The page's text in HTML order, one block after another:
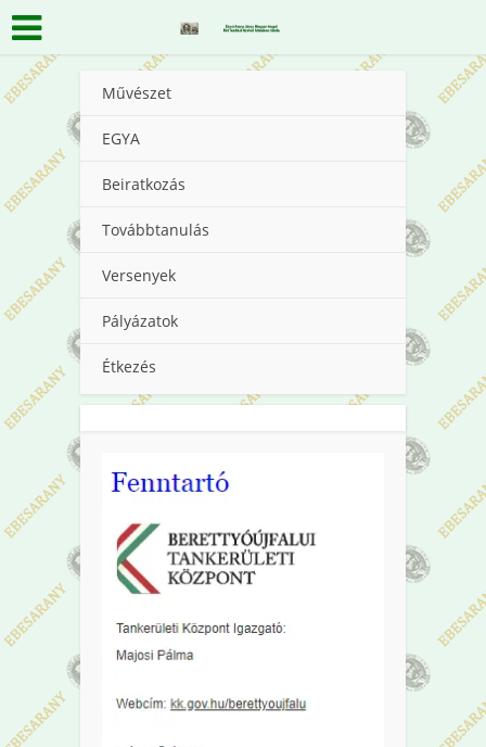
Művészet
EGYA
Beiratkozás
Továbbtanulás
Versenyek
Pályázatok
Étkezés